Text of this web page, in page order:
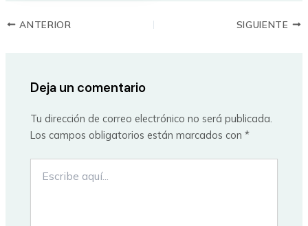
ANTERIOR SIGUIENTE
Deja un comentario
Tu dirección de correo electrónico no será publicada.
Los campos obligatorios están marcados con*
aquí...